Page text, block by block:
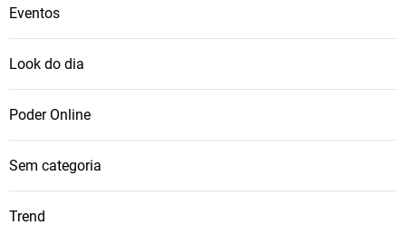
Eventos
Look do dia
Poder Online
Sem categoria
Trend